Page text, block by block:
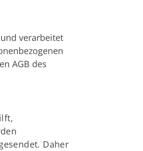
verarbeitet
AGB des
Daher